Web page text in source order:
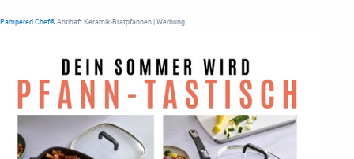
Pampered Chef® Antihaft Keramik-Bratpfannen | Werbung